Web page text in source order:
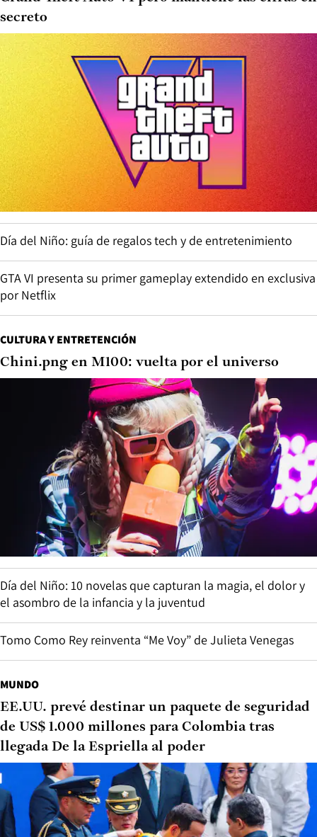
secreto
Día del Niño: guía de regalos tech y de entretenimiento
GTA VI presenta su primer gameplay extendido en exclusiva
por Netflix
CULTURA Y ENTRETENCIÓN
Chini.png en M100: vuelta por el universo
Día del Niño: 10 novelas que capturan la magia, el dolor y
el asombro de la infancia y la juventud
Tomo Como Rey reinventa “Me Voy” de Julieta Venegas
MUNDO
EE.UU. prevé destinar un paquete de seguridad
de US$ 1.000 millones para Colombia tras
llegada De la Espriella al poder